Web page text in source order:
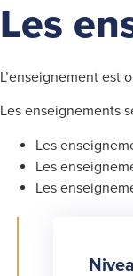
Les
L’enseignement est
Les enseignements
Les
Les
Les